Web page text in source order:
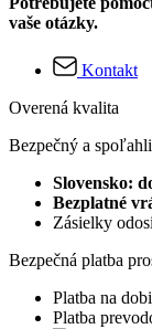
vaše otázky.
Kontakt
Overená kvalita
Bezpečný a
Slovensko:
Bezplatné
Zásielky
Bezpečná platba
Platba na
Platba